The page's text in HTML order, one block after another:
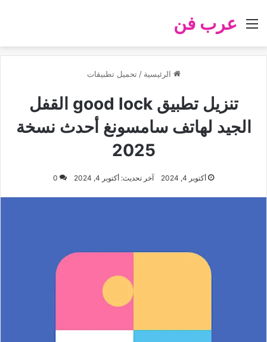
عرب فن
القائمة
الرئيسية / تحميل تطبيقات
تنزيل تطبيق good lock القفل
الجيد لهاتف سامسونغ أحدث نسخة
2025
أكتوبر 4, 2024 آخر تحديث: أكتوبر 4, 2024 0